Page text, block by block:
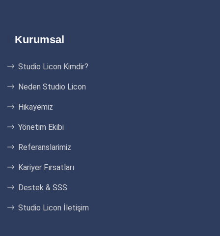
Kurumsal
Studio Licon Kimdir?
Neden Studio Licon
Hikayemiz
Yönetim Ekibi
Referanslarimiz
Kariyer Fırsatları
Destek & SSS
Studio Licon İletişim